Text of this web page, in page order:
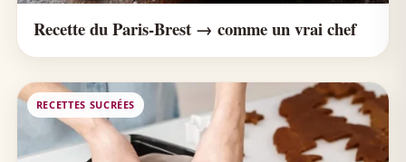
Recette du Paris-Brest → comme un vrai chef
RECETTES SUCRÉES